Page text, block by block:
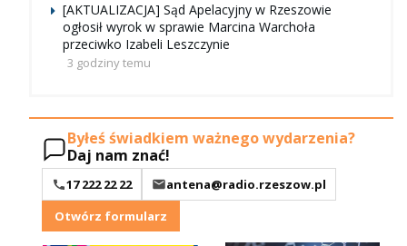
[AKTUALIZACJA] Sąd Apelacyjny w Rzeszowie
ogłosił wyrok w sprawie Marcina Warchoła
przeciwko Izabeli Leszczynie
3 godziny temu
Byłeś świadkiem ważnego wydarzenia?
Daj nam znać!
17 222 22 22
antena@radio.rzeszow.pl
Otwórz formularz